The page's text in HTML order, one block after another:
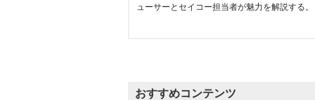
ューサーとセイコー担当者が魅力を解説する。
おすすめコンテンツ